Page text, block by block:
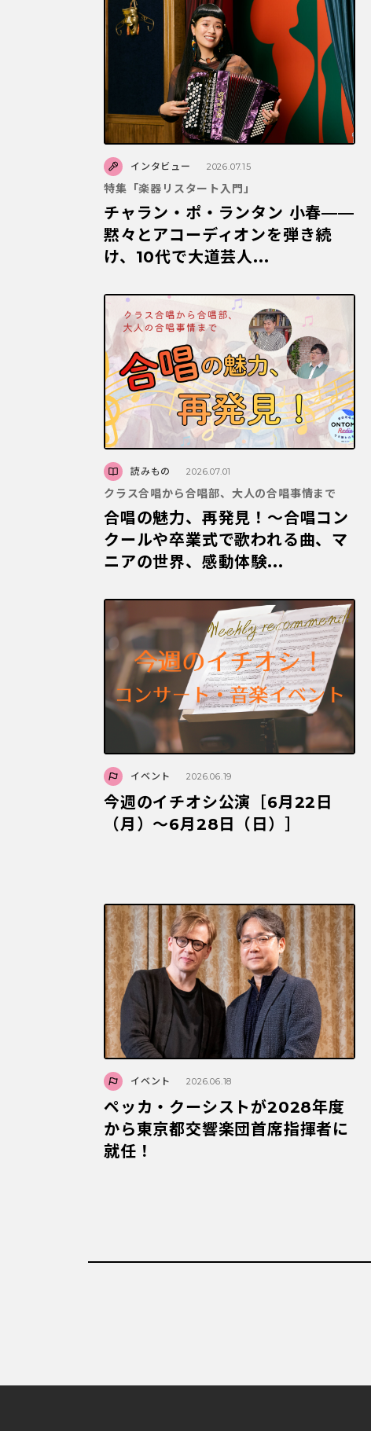
インタビュー 2026.07.15
特集「楽器リスタート入門」
チャラン・ポ・ランタン 小春——
黙々とアコーディオンを弾き続
け、10代で大道芸人...
読みもの 2026.07.01
クラス合唱から合唱部、大人の合唱事情まで
合唱の魅力、再発見！～合唱コン
クールや卒業式で歌われる曲、マ
ニアの世界、感動体験...
イベント 2026.06.19
今週のイチオシ公演［6月22日
（月）～6月28日（日）］
イベント 2026.06.18
ペッカ・クーシストが2028年度
から東京都交響楽団首席指揮者に
就任！